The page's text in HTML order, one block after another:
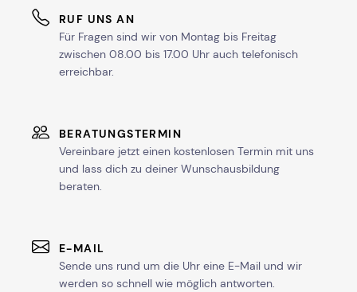
RUF UNS AN
Für Fragen sind wir von Montag bis Freitag
zwischen 08.00 bis 17.00 Uhr auch telefonisch
erreichbar.
BERATUNGSTERMIN
Vereinbare jetzt einen kostenlosen Termin mit uns
und lass dich zu deiner Wunschausbildung
beraten.
E-MAIL
Sende uns rund um die Uhr eine E-Mail und wir
werden so schnell wie möglich antworten.